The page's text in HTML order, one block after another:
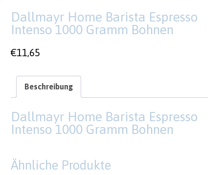
Dallmayr Home Barista Espresso
Intenso 1000 Gramm Bohnen
€11,65
Beschreibung
Dallmayr Home Barista Espresso
Intenso 1000 Gramm Bohnen
Ähnliche Produkte